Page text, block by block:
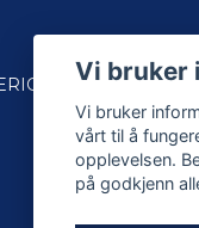
Vi bruker
Vi bruker
vårt til å
opplevelsen.
på godkjenn